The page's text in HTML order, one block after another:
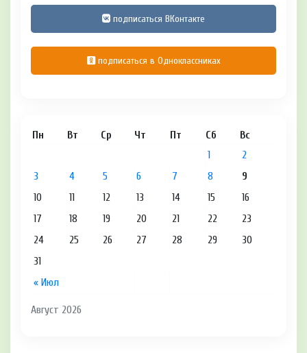
подписаться ВКонтакте
подписаться в Одноклассниках
Август 2026
Пн Вт Ср Чт Пт Сб Вс
« Июл
1
2
3
4 5 6 7 8
9
10
11 12 13 14 15
16
17
18 19 20 21 22
23
24
25 26 27 28 29
30
31